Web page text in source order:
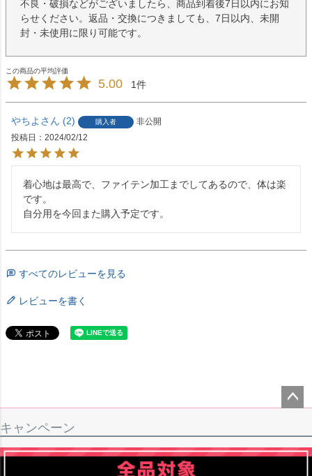
不良・破損などがございましたら、商品到着後7日以内にお知
らせください。返品・交換につきましても、7日以内、未開
封・未使用に限り可能です。
5.00 1
やちよ 2 購入者
非公開
投稿日
2024/02/12
着心地は最高で、ファイテン加工までしてあるので、体は楽
です。
自分用を今回また購入予定です。
すべてのレビューを見る
レビューを書く
ップ
へ
キャンペーン